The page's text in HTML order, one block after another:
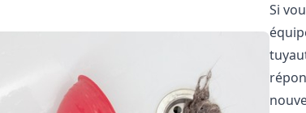
Si